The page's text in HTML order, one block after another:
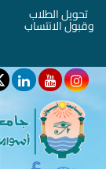
تحويل الطلاب
وقبول الانتساب